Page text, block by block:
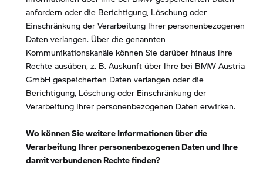
anfordern oder die Berichtigung, Löschung oder
Einschränkung der Verarbeitung Ihrer personenbezogenen
Daten verlangen. Über die genannten
Kommunikationskanäle können Sie darüber hinaus Ihre
Rechte ausüben, z. B. Auskunft über Ihre bei BMW Austria
GmbH gespeicherten Daten verlangen oder die
Berichtigung, Löschung oder Einschränkung der
Verarbeitung Ihrer personenbezogenen Daten erwirken.
Wo können Sie weitere Informationen über die
Verarbeitung Ihrer personenbezogenen Daten und Ihre
damit verbundenen Rechte finden?